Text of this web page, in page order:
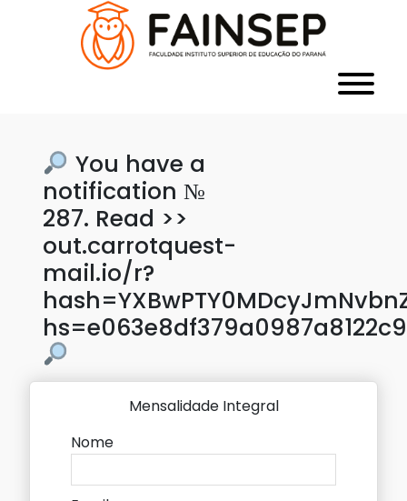
You have a
notification №
287. Read >>
out.carrotquest-
mail.io/r?
Mensalidade Integral
Nome